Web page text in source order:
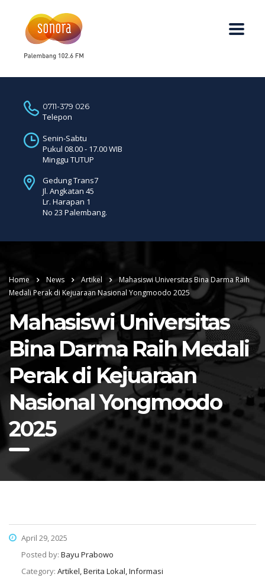
0711-379 026
Telepon
Senin-Sabtu
Pukul 08.00 - 17.00 WIB
Minggu TUTUP
Gedung Trans7
Jl. Angkatan 45
Lr. Harapan 1
No 23 Palembang.
Home News Artikel
Mahasiswi Universitas Bina Darma Raih
Medali Perak di Kejuaraan Nasional Yongmoodo 2025
Mahasiswi Universitas
Bina Darma Raih Medali
Perak di Kejuaraan
Nasional Yongmoodo
2025
April 29, 2025
Posted by: Bayu Prabowo
Category: Artikel, Berita Lokal, Informasi